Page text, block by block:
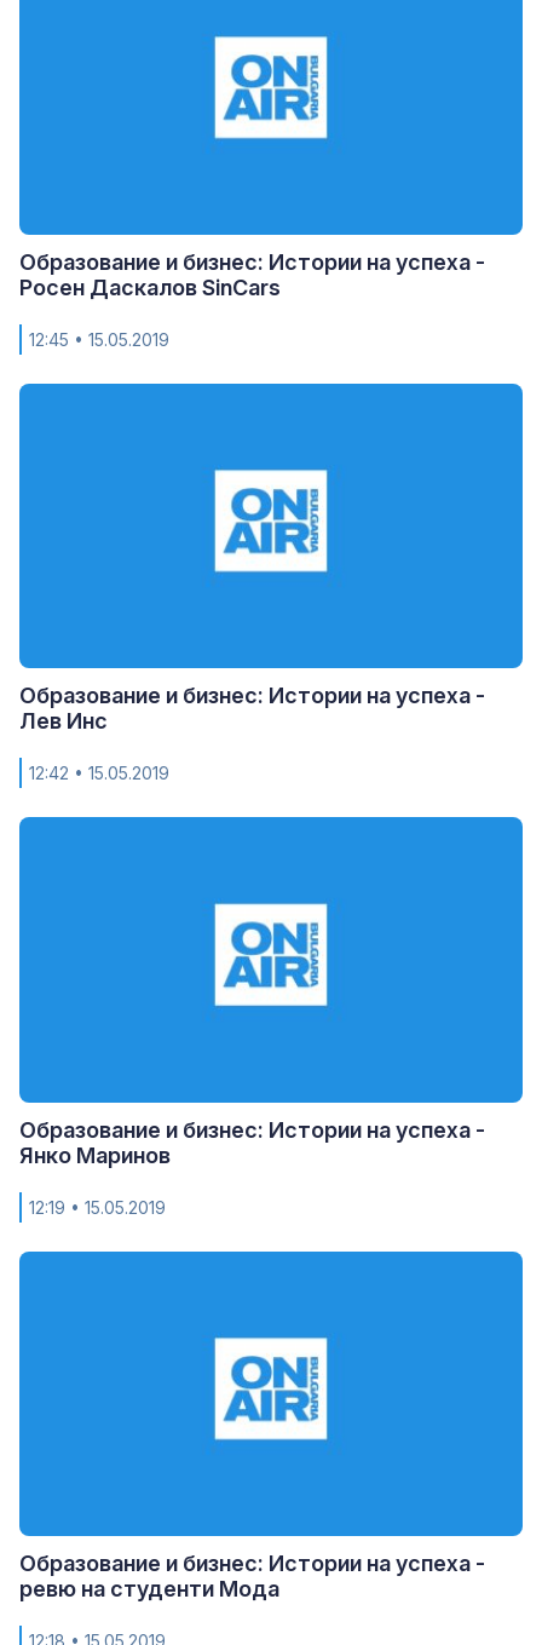
Образование и бизнес: Истории на успеха -
Росен Даскалов SinCars
12:45 • 15.05.2019
Образование и бизнес: Истории на успеха -
Лев Инс
12:42 • 15.05.2019
Образование и бизнес: Истории на успеха -
Янко Маринов
12:19 • 15.05.2019
Образование и бизнес: Истории на успеха -
ревю на студенти Мода
12:18 • 15.05.2019